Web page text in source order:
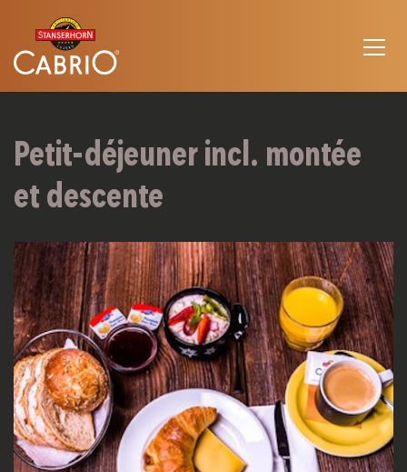
Petit-déjeuner incl. montée
et descente